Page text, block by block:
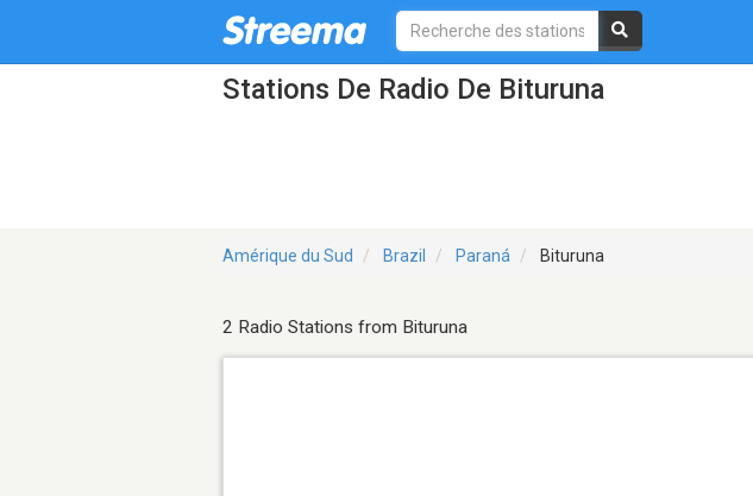
Stations De Radio De Bituruna
Amérique du Sud Brazil Paraná Bituruna
2 Radio Stations from Bituruna